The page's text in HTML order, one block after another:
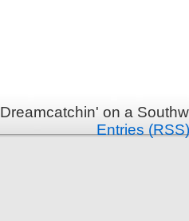
Dreamcatchin' on a
Entries (RSS)